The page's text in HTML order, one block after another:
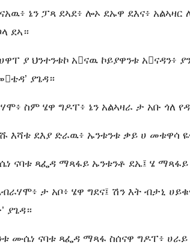
ኔን ፓጻ ደኣደ፥ ሎኦ ደኡዋ ደእና፥
ደኣ።
ያ ህንተንቱኮ አናዉ ኮይያዋንቱ አናዳን፥
ያጌዳ።
ስም ሄዋ ግዶፐ፥ ኔን አልኣዛራ ታ አቡ ጎለ
እሻቱ ደእያ ድራዉ፥ ኡንቱንቱ ቃይ ሀ መቱዋሳ
ናባቱ ጻፌዳ ማጻፋይ ኡንቱንቶ ደኤ፤ ሄ ማጻፋይ
ታ አቦ፥ ሄዋ ግደና፤ ሽን እት ብታኒ
ያጌዳ።
ሙሴነ ናባቱ ጻፌዳ ማጻፋ ስሰናዋ ግዶፐ፥